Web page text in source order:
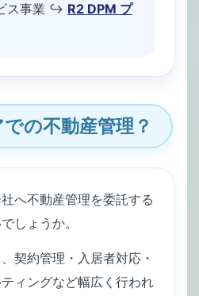
ス事業 ↪︎ R2 DPM プ
の不動産管理？
へ不動産管理を委託する
しょうか。
契約管理・入居者対応・
ィングなど幅広く行われ